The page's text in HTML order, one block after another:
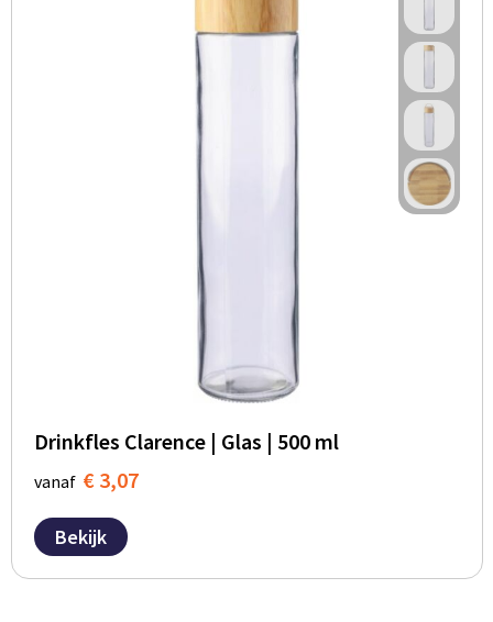
Drinkfles Clarence | Glas | 500 ml
vanaf € 3,07
Bekijk